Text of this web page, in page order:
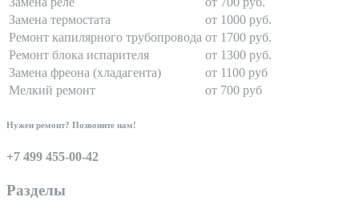
Замена термостата
от 1000 руб.
Ремонт капилярного трубопровода от 1700 руб.
Ремонт блока испарителя
от 1300 руб.
Замена фреона (хладагента)
от 1100 руб
Мелкий ремонт
от 700 руб
Нужен ремонт? Позвоните нам!
+7 499 455-00-42
Разделы